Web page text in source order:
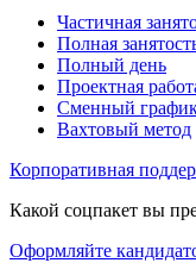
Частичная
Полная
Полный день
Проектная
Сменный
Вахтовый метод
Корпоративная
Какой соцпакет вы
Оформляйте